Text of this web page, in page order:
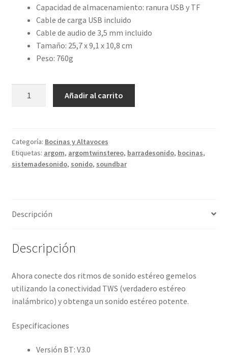
Capacidad de almacenamiento: ranura USB y TF
Cable de carga USB incluido
Cable de audio de 3,5 mm incluido
Tamaño: 25,7 x 9,1 x 10,8 cm
Peso: 760g
BEATS
cantidad
Añadir al carrito
Categoría: Bocinas y Altavoces
Etiquetas: argom, argomtwinstereo, barradesonido, bocinas,
sistemadesonido, sonido, soundbar
Descripción
Descripción
Ahora conecte dos ritmos de sonido estéreo gemelos
utilizando la conectividad TWS (verdadero estéreo
inalámbrico) y obtenga un sonido estéreo potente.
Especificaciones
Versión BT: V3.0